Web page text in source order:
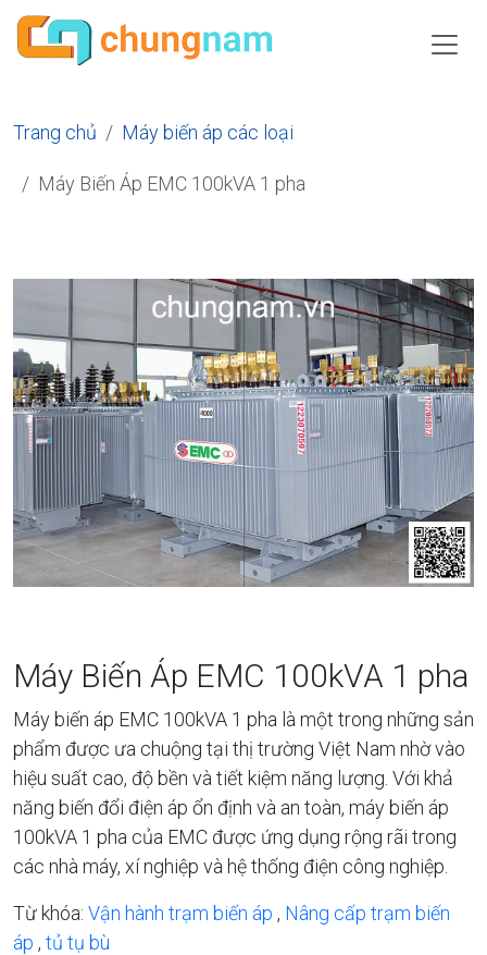
Trang chủ Máy biến áp các loại
Máy Biến Áp EMC 100kVA 1 pha
Máy Biến Áp EMC 100kVA 1 pha
Máy biến áp EMC 100kVA 1 pha là một trong những sản
phẩm được ưa chuộng tại thị trường Việt Nam nhờ vào
hiệu suất cao, độ bền và tiết kiệm năng lượng. Với khả
năng biến đổi điện áp ổn định và an toàn, máy biến áp
100kVA 1 pha của EMC được ứng dụng rộng rãi trong
các nhà máy, xí nghiệp và hệ thống điện công nghiệp.
Từ khóa: Vận hành trạm biến áp , Nâng cấp trạm biến
áp , tủ tụ bù